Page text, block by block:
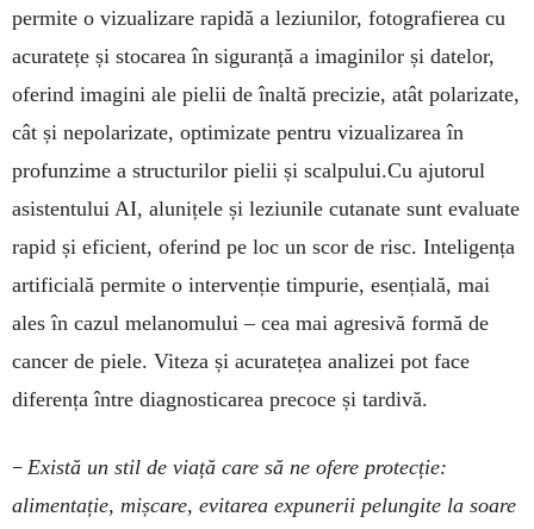
permite o vizualizare rapidă a leziunilor, fotografierea cu
acuratețe și stocarea în siguranță a imaginilor și datelor,
oferind imagini ale pielii de înaltă precizie, atât polarizate,
cât și nepolarizate, optimizate pentru vizualizarea în
profunzime a structurilor pielii și scalpului.Cu ajutorul
asistentului AI, alunițele și leziunile cutanate sunt evaluate
rapid și eficient, oferind pe loc un scor de risc. Inteligența
artificială permite o intervenție timpurie, esențială, mai
ales în cazul melanomului – cea mai agresivă formă de
cancer de piele. Viteza și acuratețea analizei pot face
diferența între diagnosticarea precoce și tardivă.
– Există un stil de viață care să ne ofere protecție:
alimentație, mișcare, evitarea expunerii pelungite la soare